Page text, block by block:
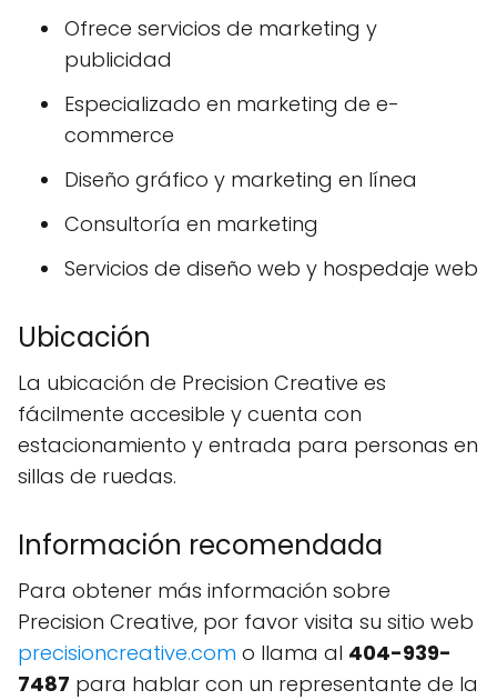
Ofrece servicios de marketing y
publicidad
Especializado en marketing de e-
commerce
Diseño gráfico y marketing en línea
Consultoría en marketing
Servicios de diseño web y hospedaje web
Ubicación
La ubicación de Precision Creative es
fácilmente accesible y cuenta con
estacionamiento y entrada para personas en
sillas de ruedas.
Información recomendada
Para obtener más información sobre
Precision Creative, por favor visita su sitio web
precisioncreative.com o llama al 404-939-
7487 para hablar con un representante de la